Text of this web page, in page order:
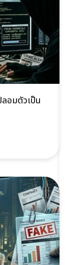
อมตัวเป็น